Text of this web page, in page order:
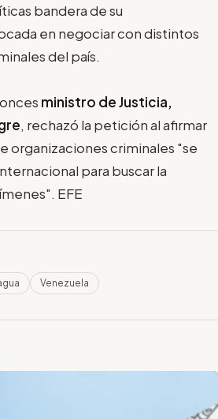
bandera de su
en negociar con distintos
del país.
ministro de Justicia,
, rechazó la petición al afirmar
organizaciones criminales "se
para buscar la
EFE
Venezuela